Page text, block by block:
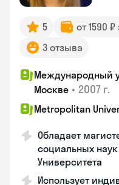
5 от 1590
3 отзыва
Международный
Москве • 2007 г.
Metropolitan
Обладает
социальных
Университета
Использует